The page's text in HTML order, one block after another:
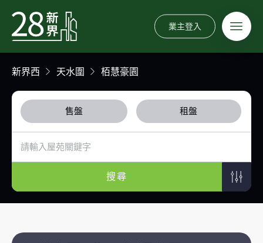
業主登入
新界西 天水圍 栢慧豪園
售盤 租盤
搜尋